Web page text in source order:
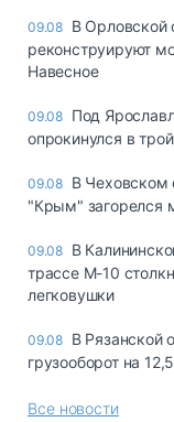
09.08 В Орловской
реконструируют
Навесное
09.08 Под
опрокинулся в
09.08 В Чеховском
"Крым" загорелся
09.08 В
трассе М-10
легковушки
09.08 В Рязанской
грузооборот на
Все новости